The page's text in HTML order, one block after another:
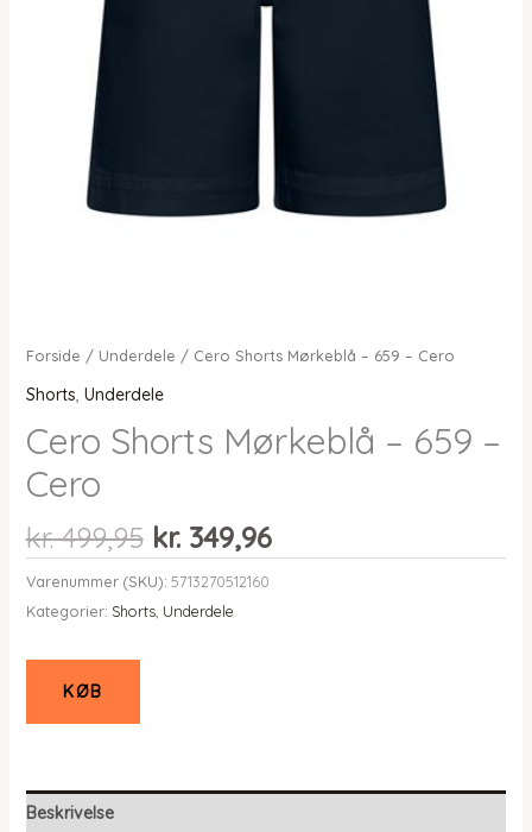
Forside / Underdele / Cero Shorts Mørkeblå – 659 – Cero
Shorts, Underdele
Cero Shorts Mørkeblå – 659 –
Cero
kr.499,95 Den
oprindelige
pris
var:
kr.349,96Den
aktuelle
Varenummer (SKU): 5713270512160
Kategorier: Shorts, Underdele
KØB
Beskrivelse